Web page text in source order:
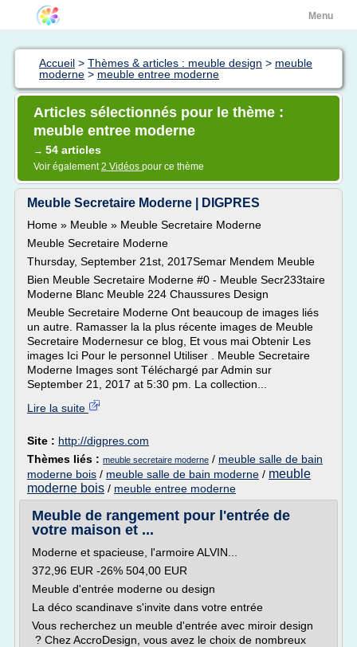
Menu
Accueil > Thèmes & articles : meuble design > meuble
moderne > meuble entree moderne
Articles sélectionnés pour le thème :
meuble entree moderne
→ 54 articles
Voir également2 Vidéos pour ce thème
Meuble Secretaire Moderne | DIGPRES
Home » Meuble » Meuble Secretaire Moderne
Meuble Secretaire Moderne
Thursday, September 21st, 2017Semar Mendem Meuble
Bien Meuble Secretaire Moderne #0 - Meuble Secr233taire
Moderne Blanc Meuble 224 Chaussures Design
Meuble Secretaire Moderne Ont beaucoup de images liés
un autre. Ramasser la la plus récente images de Meuble
Secretaire Modernesur ce blog, Et vous mai Obtenir Les
images Ici Pour le personnel Utiliser . Meuble Secretaire
Moderne Images sont Téléchargé par Admin sur
September 21, 2017 at 5:30 pm. La collection...
Lire la suite
Site : http://digpres.com
Thèmes liés : meuble secretaire moderne / meuble salle de bain
moderne bois / meuble salle de bain moderne / meuble
moderne bois / meuble entree moderne
Meuble de rangement pour l'entrée de
votre maison et ...
Moderne et spacieuse, l'armoire ALVIN...
372,96 EUR -26% 504,00 EUR
Meuble d'entrée moderne ou design
La déco scandinave s'invite dans votre entrée
Vous recherchez un meuble d'entrée avec miroir design
? Chez AccroDesign, vous avez le choix de nombreux